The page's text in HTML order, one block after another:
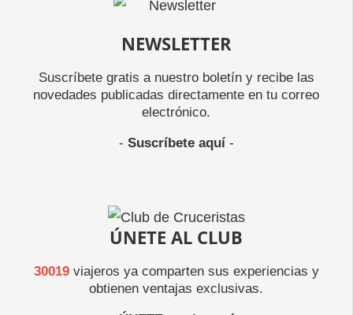
NEWSLETTER
Suscríbete gratis a nuestro boletín y recibe las
novedades publicadas directamente en tu correo
electrónico.
- Suscríbete aquí-
ÚNETE AL CLUB
30019viajeros ya comparten sus experiencias y
obtienen ventajas exclusivas.